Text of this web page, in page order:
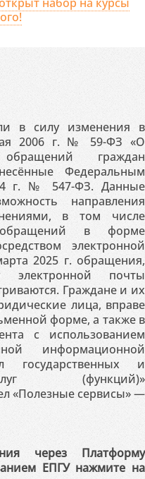
в силу изменения в
2006 г. № 59-ФЗ «О
граждан
Федеральным
г. № 547-ФЗ. Данные
направления
в том числе
в форме
электронной
2025 г. обращения,
электронной почты
Граждане и их
лица, вправе
форме, а также в
с использованием
информационной
государственных и
(функций)»
«Полезные сервисы» —
через Платформу
ЕПГУ нажмите на